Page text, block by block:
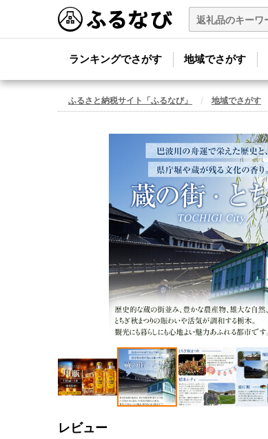
ランキングでさがす 地域でさがす
ふるさと納税サイト「ふるなび」 地域でさがす
レビュー